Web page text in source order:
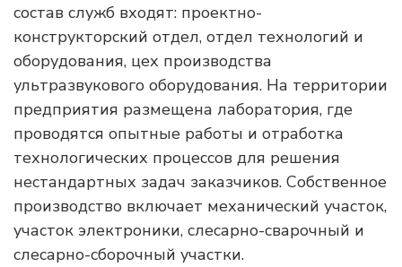
состав служб входят: проектно-
конструкторский отдел, отдел технологий и
оборудования, цех производства
ультразвукового оборудования. На территории
предприятия размещена лаборатория, где
проводятся опытные работы и отработка
технологических процессов для решения
нестандартных задач заказчиков. Собственное
производство включает механический участок,
участок электроники, слесарно-сварочный и
слесарно-сборочный участки.